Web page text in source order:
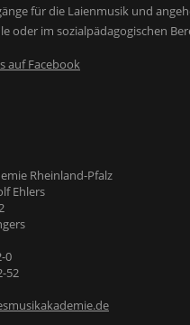
für die Laienmusik und
oder im sozialpädagogischen
auf Facebook
Rheinland-Pfalz
Ehlers
0
52